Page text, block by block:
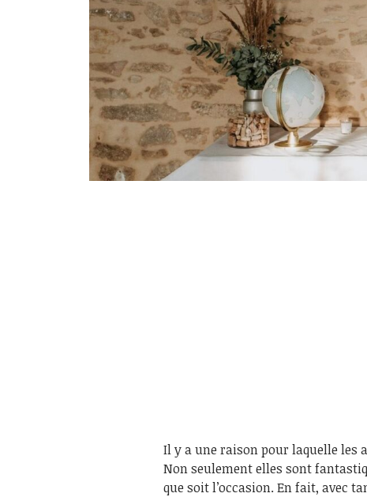
Il y a une raison pour laquelle les
Non seulement elles sont
que soit l’occasion. En fait, avec